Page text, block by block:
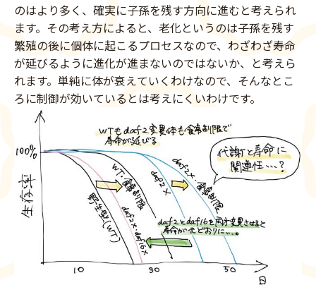
のはより多く、確実に子孫を残す方向に進むと考えられ
ます。その考え方によると、老化というのは子孫を残す
繁殖の後に個体に起こるプロセスなので、わざわざ寿命
が延びるように進化が進まないのではないか、と考えら
れます。単純に体が衰えていくわけなので、そんなとこ
ろに制御が効いているとは考えにくいわけです。